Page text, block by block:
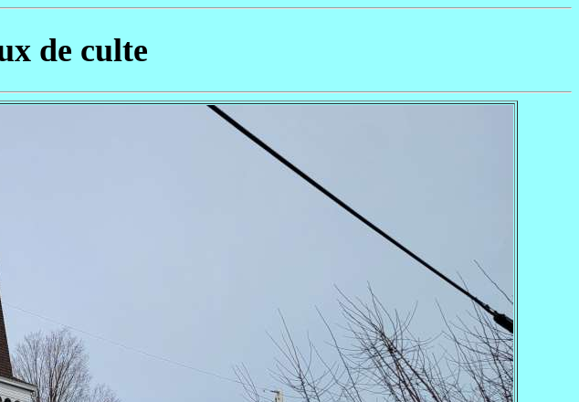
de culte